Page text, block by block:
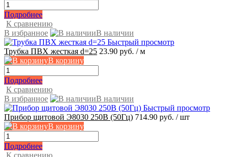
Подробнее
К сравнению
В избранное
В наличии
Быстрый просмотр
Трубка ПВХ жесткая d=25 23.90 руб. / м
В корзину
Подробнее
К сравнению
В избранное
В наличии
Быстрый просмотр
Прибор щитовой Э8030 250В (50Гц) 714.90 руб. / шт
В корзину
Подробнее